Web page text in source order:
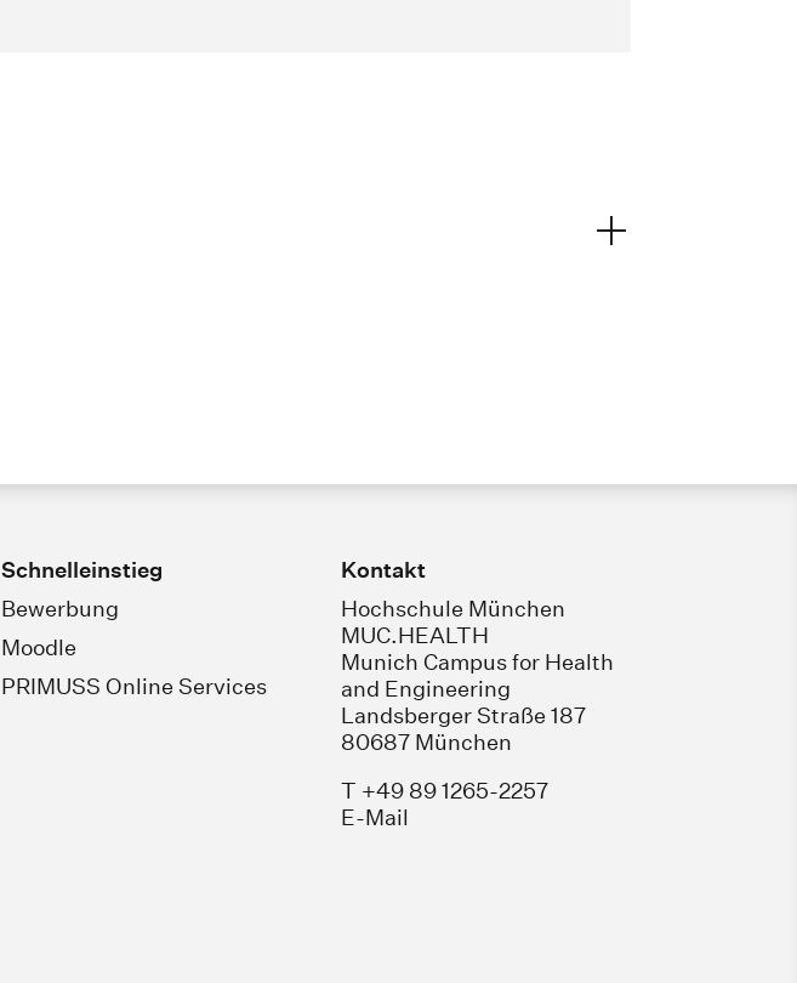
Schnelleinstieg
Bewerbung
Moodle
PRIMUSS Online Services
Kontakt
Hochschule München
MUC.HEALTH
Munich Campus for Health
and Engineering
Landsberger Straße 187
80687 München
T +49 89 1265-2257
E-Mail